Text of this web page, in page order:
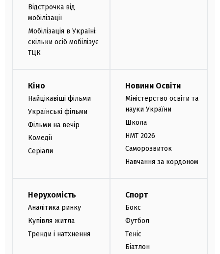
Відстрочка від
мобілізації
Мобілізація в Україні:
скільки осіб мобілізує
ТЦК
Кіно
Найцікавіші фільми
Українські фільми
Фільми на вечір
Комедії
Серіали
Новини Освіти
Міністерство освіти та
науки України
Школа
НМТ 2026
Саморозвиток
Навчання за кордоном
Нерухомість
Аналітика ринку
Купівля житла
Тренди і натхнення
Спорт
Бокс
Футбол
Теніс
Біатлон